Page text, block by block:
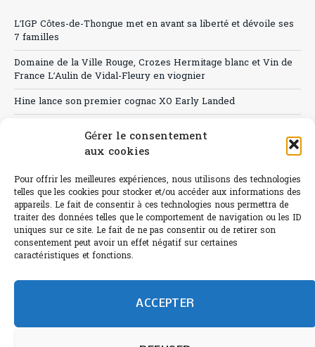
Gérer le consentement
aux cookies
Pour offrir les meilleures expériences, nous utilisons des technologies
telles que les cookies pour stocker et/ou accéder aux informations des
appareils. Le fait de consentir à ces technologies nous permettra de
traiter des données telles que le comportement de navigation ou les ID
uniques sur ce site. Le fait de ne pas consentir ou de retirer son
consentement peut avoir un effet négatif sur certaines
caractéristiques et fonctions.
ACCEPTER
L’IGP Côtes-de-Thongue met en avant sa liberté et dévoile ses
7 familles
Domaine de la Ville Rouge, Crozes Hermitage blanc et Vin de
France L’Aulin de Vidal-Fleury en viognier
Hine lance son premier cognac XO Early Landed
Sélection de rosés 2026
L'abus d'alcool est dangereux pour la santé.
©paris-bistro 2026 Paris-bistro.com est une publication 100%
mail: contact@paris-bistro.com